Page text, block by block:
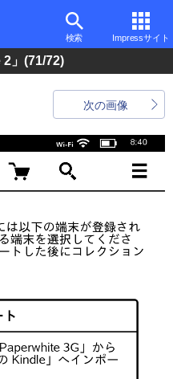
検索 Impressサイト
」 (71/72)
次の画像